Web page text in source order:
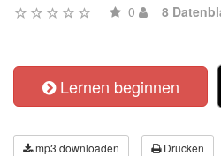
0 8
Lernen beginnen
mp3 downloaden Drucken